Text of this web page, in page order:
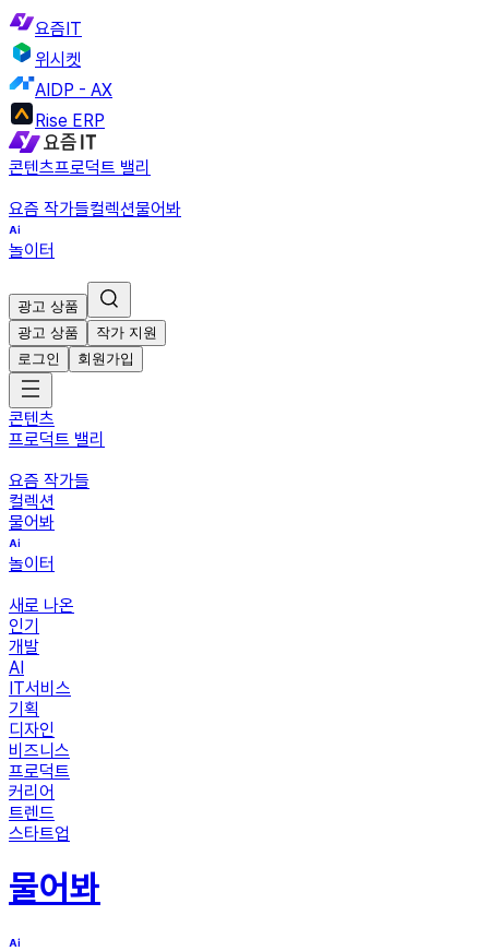
요즘IT
위시켓
AIDP - AX
Rise ERP
콘텐츠프로덕트 밸리
요즘 작가들컬렉션물어봐
놀이터
광고 상품
광고 상품
작가 지원
로그인
회원가입
콘텐츠
프로덕트 밸리
요즘 작가들
컬렉션
물어봐
놀이터
새로 나온
인기
개발
AI
IT서비스
기획
디자인
비즈니스
프로덕트
커리어
트렌드
스타트업
물어봐